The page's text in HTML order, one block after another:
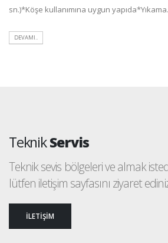
sn.)*Köşe kullanımına uygun
DEVAMI..
TeknikServis
Teknik sevis bölgeleri ve almak
lütfen iletişim sayfasını ziyaret
İLETİŞİM